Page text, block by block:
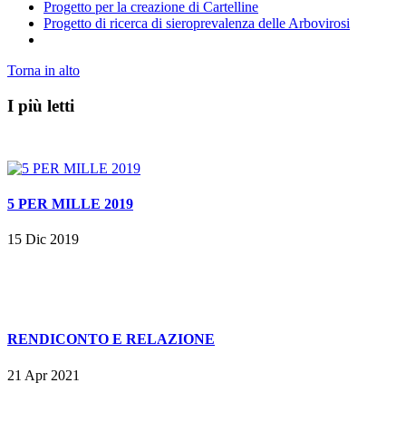
Progetto per la creazione di Cartelline
Progetto di ricerca di sieroprevalenza delle Arbovirosi
Torna in alto
I più letti
5 PER MILLE 2019
15 Dic 2019
RENDICONTO E RELAZIONE
21 Apr 2021